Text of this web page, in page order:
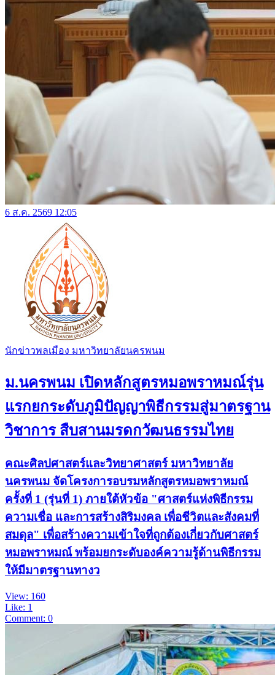
6 ส.ค. 2569 12:05
นักข่าวพลเมือง มหาวิทยาลัยนครพนม
ม.นครพนม เปิดหลักสูตรหมอพราหมณ์รุ่น
แรกยกระดับภูมิปัญญาพิธีกรรมสู่มาตรฐาน
วิชาการ สืบสานมรดกวัฒนธรรมไทย
คณะศิลปศาสตร์และวิทยาศาสตร์ มหาวิทยาลัย
นครพนม จัดโครงการอบรมหลักสูตรหมอพราหมณ์
ครั้งที่ 1 (รุ่นที่ 1) ภายใต้หัวข้อ "ศาสตร์แห่งพิธีกรรม
ความเชื่อ และการสร้างสิริมงคล เพื่อชีวิตและสังคมที่
สมดุล" เพื่อสร้างความเข้าใจที่ถูกต้องเกี่ยวกับศาสตร์
หมอพราหมณ์ พร้อมยกระดับองค์ความรู้ด้านพิธีกรรม
ให้มีมาตรฐานทางว
View: 160
Like: 1
Comment: 0